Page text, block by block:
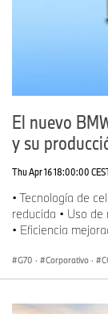
El nuevo
y su
Thu Apr 16 18:00:00
• Tecnología de
reducida • Uso
• Eficiencia
G70 · Corporativo ·